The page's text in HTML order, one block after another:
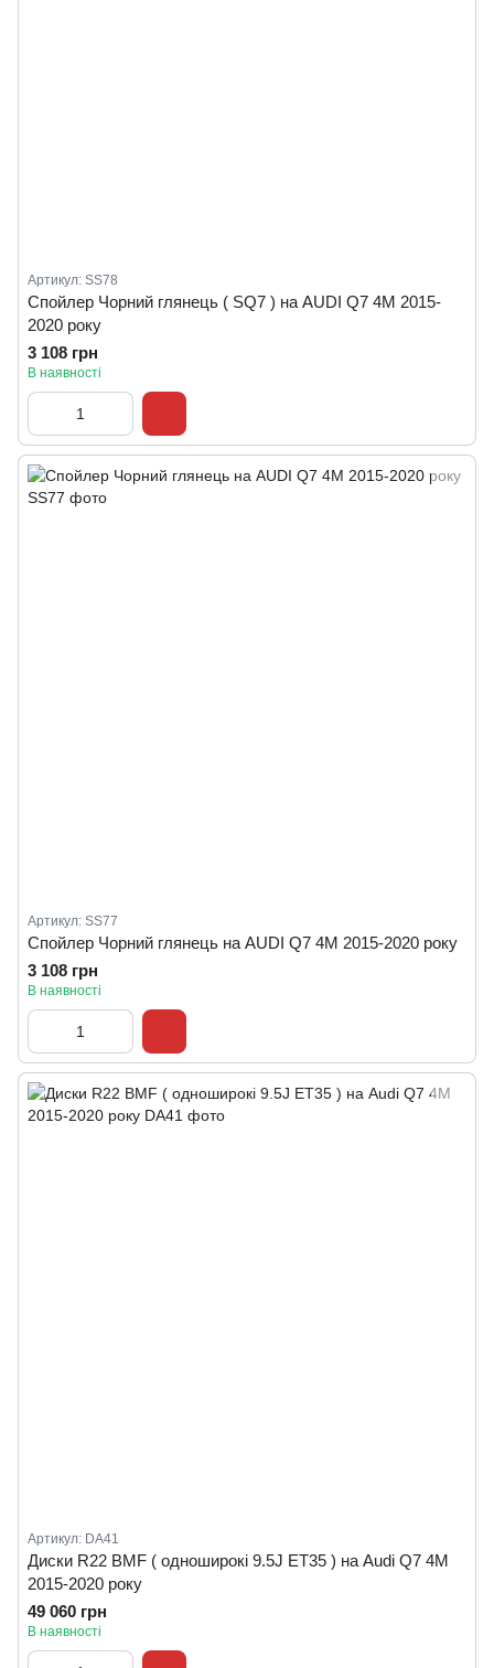
Артикул: SS78
Спойлер Чорний глянець ( SQ7 ) на AUDI Q7 4M 2015-
2020 року
3 108 грн
В наявності
Артикул: SS77
Спойлер Чорний глянець на AUDI Q7 4M 2015-2020 року
3 108 грн
В наявності
Артикул: DA41
Диски R22 BMF ( одноширокі 9.5J ET35 ) на Audi Q7 4M
2015-2020 року
49 060 грн
В наявності